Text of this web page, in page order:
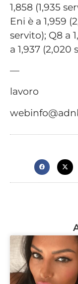
1,858 (1,935
Eni è a 1,959
servito); Q8 a
a 1,937 (2,020
—
lavoro